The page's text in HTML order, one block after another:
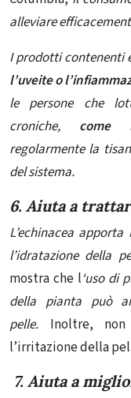
alleviare
I prodotti contenenti
l’uveite o
le persone che
croniche, come
regolarmente la
del sistema.
6. Aiuta a
L’echinacea
l’idratazione della
mostra che l‘uso di
della pianta può
pelle. Inoltre,
l’irritazione della
7. Aiuta a